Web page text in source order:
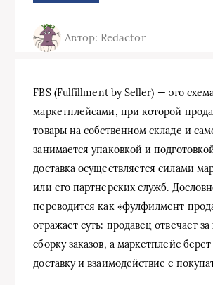
Автор: Redactor
FBS (Fulfillment by Seller) — это
маркетплейсами, при которой
товары на собственном складе и
занимается упаковкой и
доставка осуществляется силами
или его партнерских служб.
переводится как «фулфилмент
отражает суть: продавец отвечает
сборку заказов, а маркетплейс
доставку и взаимодействие с